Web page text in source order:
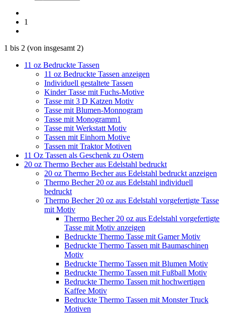
1
1 bis 2 (von insgesamt 2)
11 oz Bedruckte Tassen
11 oz Bedruckte Tassen anzeigen
Individuell gestaltete Tassen
Kinder Tasse mit Fuchs-Motive
Tasse mit 3 D Katzen Motiv
Tasse mit Blumen-Monnogram
Tasse mit Monogramm1
Tasse mit Werkstatt Motiv
Tassen mit Einhorn Motive
Tassen mit Traktor Motiven
11 Oz Tassen als Geschenk zu Ostern
20 oz Thermo Becher aus Edelstahl bedruckt
20 oz Thermo Becher aus Edelstahl bedruckt anzeigen
Thermo Becher 20 oz aus Edelstahl individuell
bedruckt
Thermo Becher 20 oz aus Edelstahl vorgefertigte Tasse
mit Motiv
Thermo Becher 20 oz aus Edelstahl vorgefertigte
Tasse mit Motiv anzeigen
Bedruckte Thermo Tasse mit Gamer Motiv
Bedruckte Thermo Tassen mit Baumaschinen
Motiv
Bedruckte Thermo Tassen mit Blumen Motiv
Bedruckte Thermo Tassen mit Fußball Motiv
Bedruckte Thermo Tassen mit hochwertigen
Kaffee Motiv
Bedruckte Thermo Tassen mit Monster Truck
Motiven